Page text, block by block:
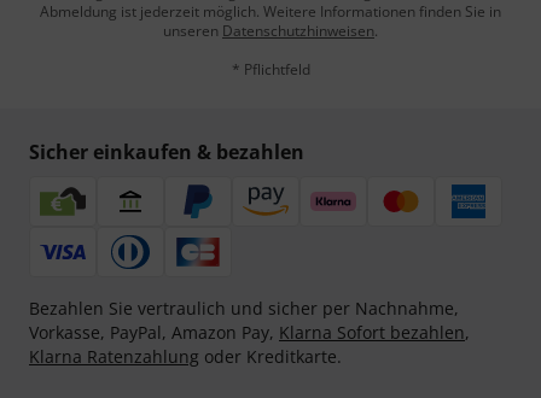
Abmeldung ist jederzeit möglich. Weitere Informationen finden Sie in
unseren Datenschutzhinweisen.
* Pflichtfeld
Sicher einkaufen & bezahlen
Bezahlen Sie vertraulich und sicher per Nachnahme,
Vorkasse, PayPal, Amazon Pay, Klarna Sofort bezahlen,
Klarna Ratenzahlung oder Kreditkarte.